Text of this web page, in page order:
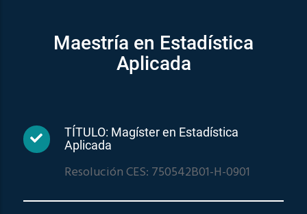
Maestría en Estadística
Aplicada
TÍTULO: Magíster en Estadística
Aplicada
Resolución CES: 750542B01-H-0901